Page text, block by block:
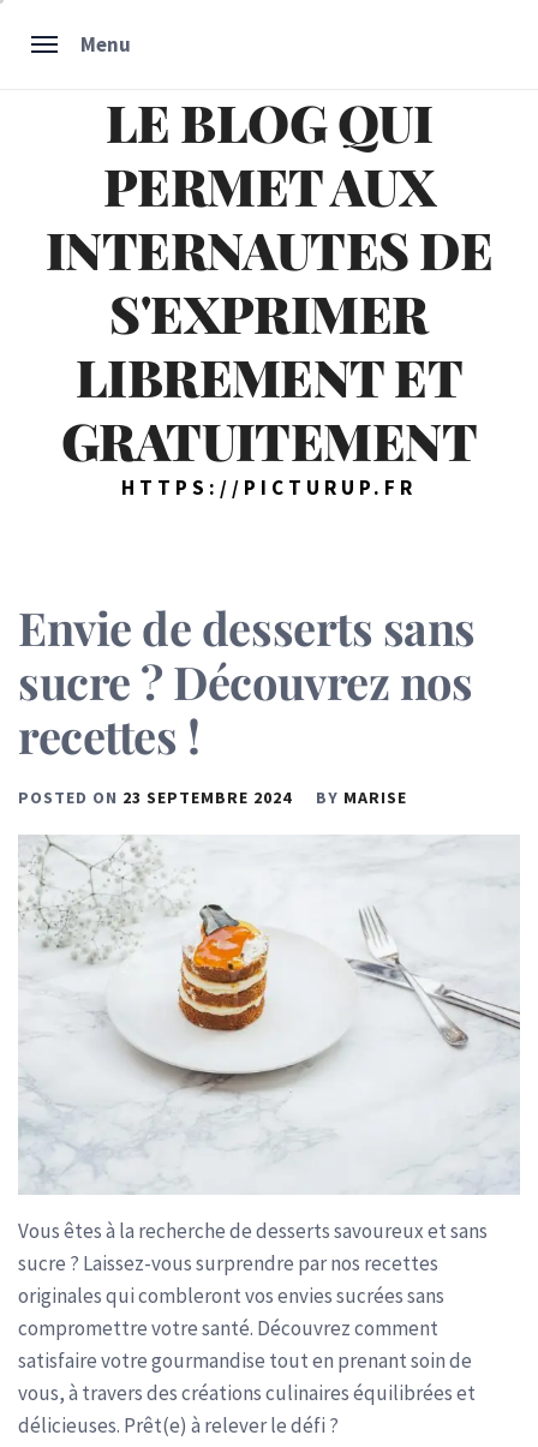
Menu
LE BLOG QUI
PERMET AUX
INTERNAUTES DE
S'EXPRIMER
LIBREMENT ET
GRATUITEMENT
HTTPS://PICTURUP.FR
Envie de desserts sans
sucre ? Découvrez nos
recettes !
POSTED ON 23 SEPTEMBRE 2024 BY MARISE
Vous êtes à la recherche de desserts savoureux et sans
sucre ? Laissez-vous surprendre par nos recettes
originales qui combleront vos envies sucrées sans
compromettre votre santé. Découvrez comment
satisfaire votre gourmandise tout en prenant soin de
vous, à travers des créations culinaires équilibrées et
délicieuses. Prêt(e) à relever le défi ?